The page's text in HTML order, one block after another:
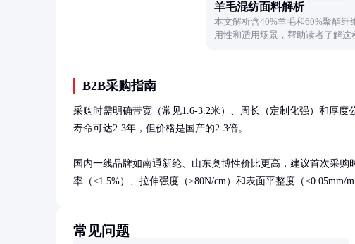
羊毛混纺面料解析
本文解析含40%羊毛和60%聚酯
用性和适用场景，帮助读者了解
B2B采购指南
采购时需明确带宽（常见1.6-3.2米）、周长（定制化强）和厚度
寿命可达2-3年，但价格是国产的2-3倍。
国内一线品牌如南通新纶、山东奥博性价比更高，建议首次采
率（≤1.5%）、拉伸强度（≥80N/cm）和表面平整度（≤0.05mm/m
常见问题